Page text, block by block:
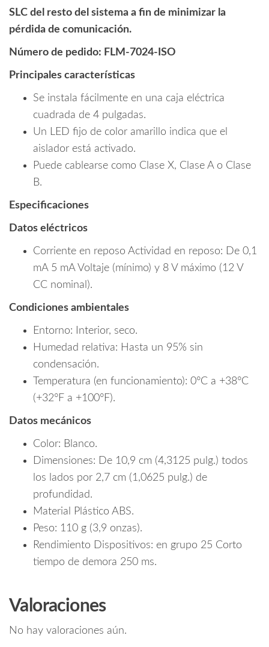
SLC del resto del sistema a fin de minimizar la
pérdida de comunicación.
Número de pedido: FLM-7024-ISO
Principales características
Se instala fácilmente en una caja eléctrica
cuadrada de 4 pulgadas.
Un LED fijo de color amarillo indica que el
aislador está activado.
Puede cablearse como Clase X, Clase A o Clase
B.
Especificaciones
Datos eléctricos
Corriente en reposo Actividad en reposo: De 0,1
mA 5 mA Voltaje (mínimo) y 8 V máximo (12 V
CC nominal).
Condiciones ambientales
Entorno: Interior, seco.
Humedad relativa: Hasta un 95% sin
condensación.
Temperatura (en funcionamiento): 0°C a +38°C
(+32°F a +100°F).
Datos mecánicos
Color: Blanco.
Dimensiones: De 10,9 cm (4,3125 pulg.) todos
los lados por 2,7 cm (1,0625 pulg.) de
profundidad.
Material Plástico ABS.
Peso: 110 g (3,9 onzas).
Rendimiento Dispositivos: en grupo 25 Corto
tiempo de demora 250 ms.
Valoraciones
No hay valoraciones aún.